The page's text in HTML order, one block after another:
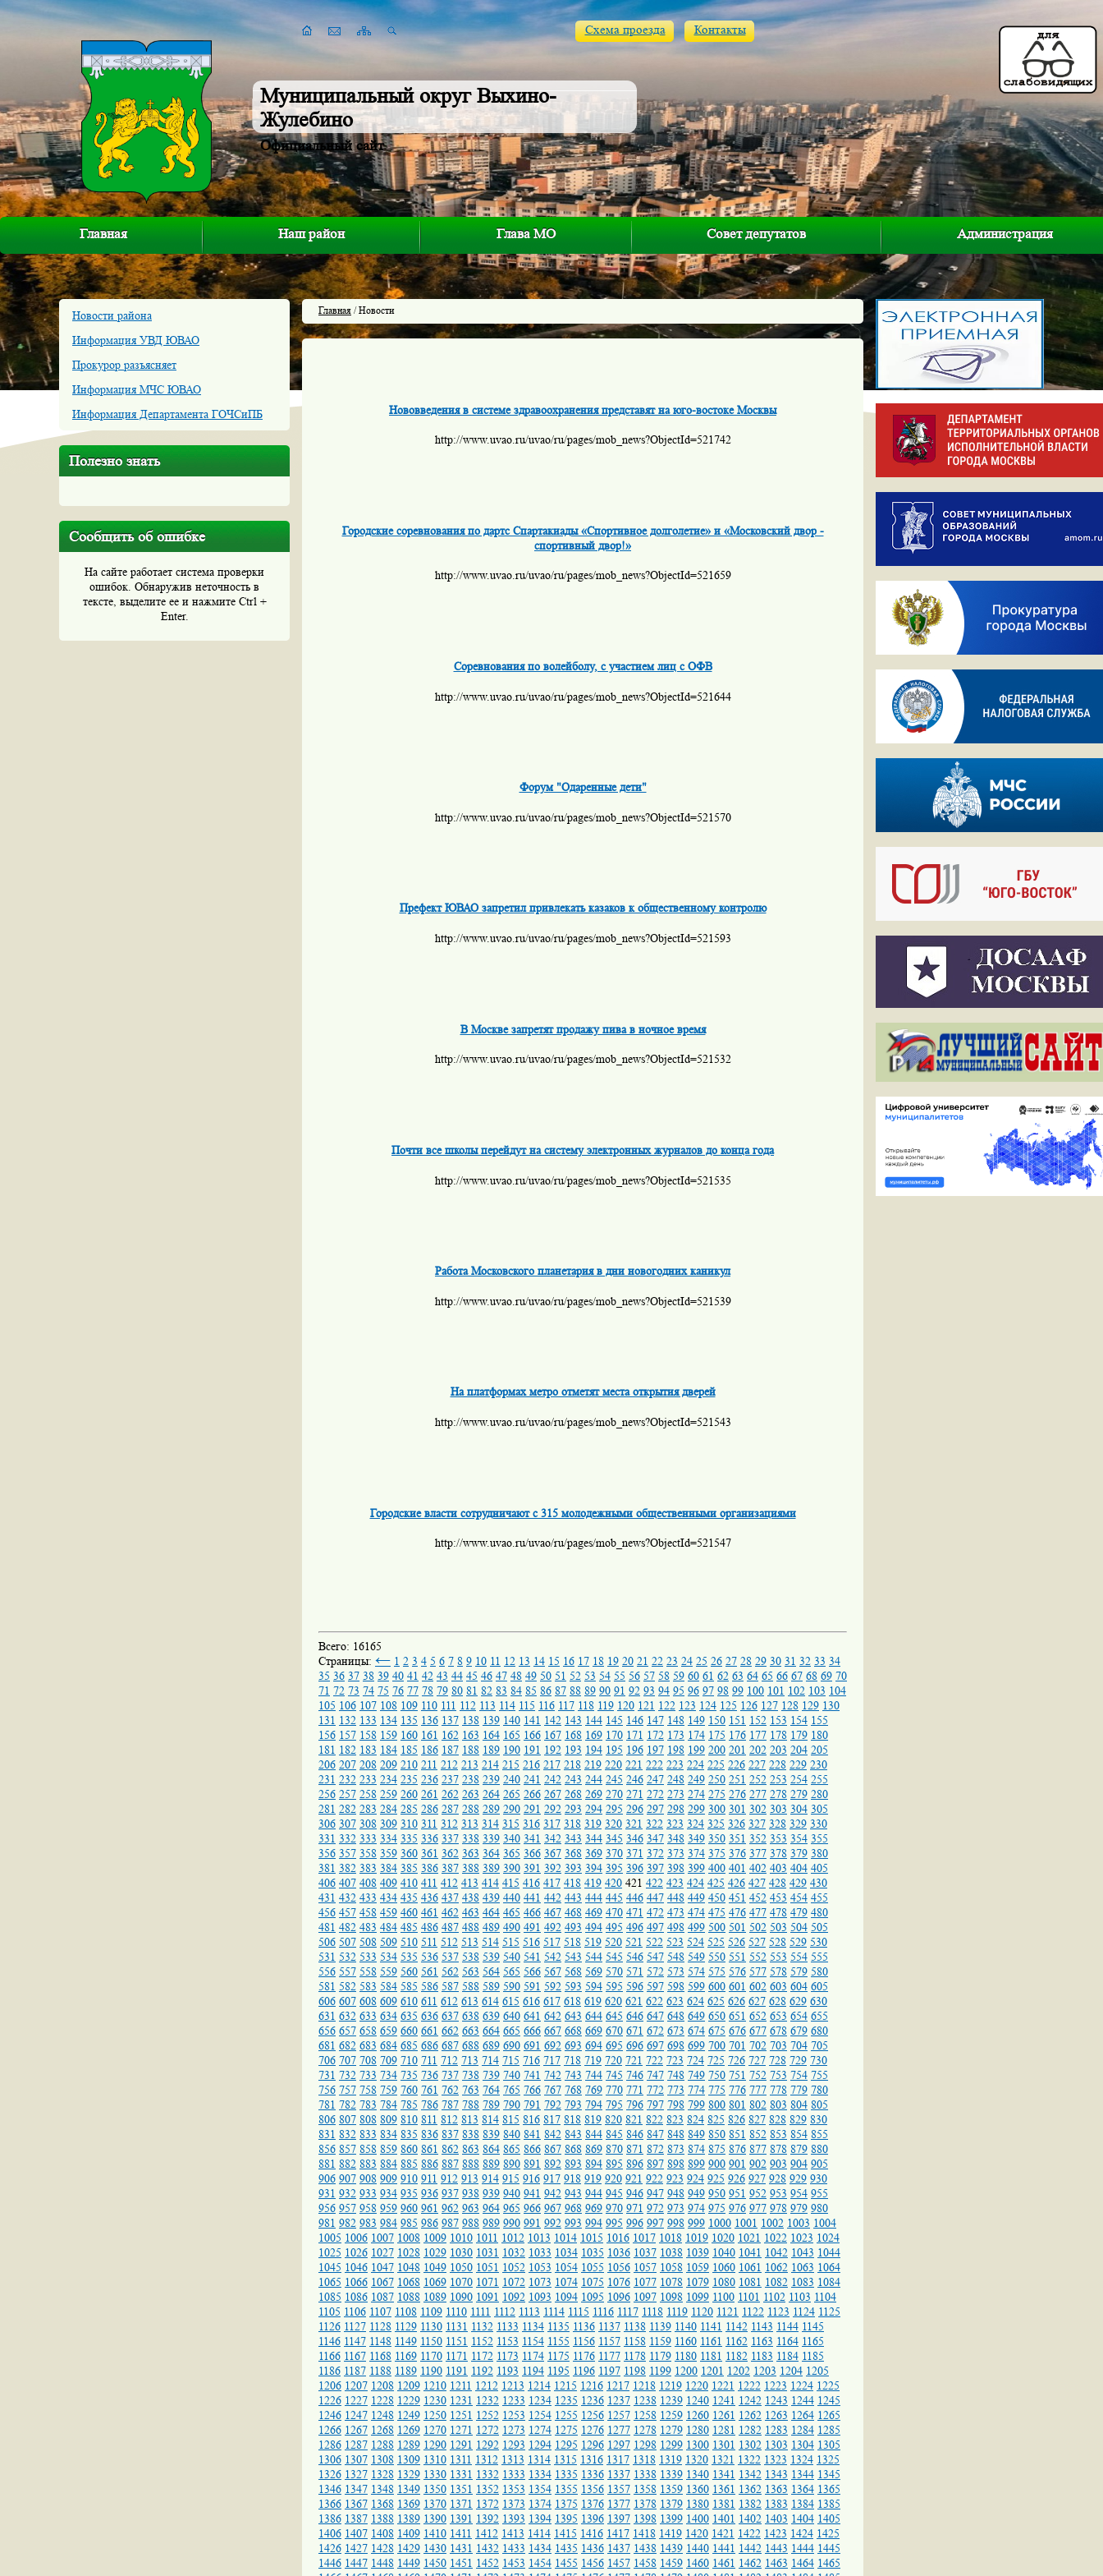
Муниципальный округ Выхино-
Жулебино
Официальный сайт
Схема проезда Контакты
Главная Наш район Глава МО Совет депутатов Администрация
Новости района
Информация УВД ЮВАО
Прокурор разъясняет
Информация МЧС ЮВАО
Информация Департамента ГОЧСиПБ
Полезно знать
Сообщить об ошибке
На сайте работает система проверки
ошибок. Обнаружив неточность в
тексте, выделите ее и нажмите Ctrl +
Enter.
Главная / Новости
Нововведения в системе здравоохранения представят на юго-востоке Москвы
http://www.uvao.ru/uvao/ru/pages/mob_news?ObjectId=521742
Городские соревнования по дартс Спартакиады «Спортивное долголетие» и «Московский двор -
спортивный двор!»
http://www.uvao.ru/uvao/ru/pages/mob_news?ObjectId=521659
Соревнования по волейболу, с участием лиц с ОФВ
http://www.uvao.ru/uvao/ru/pages/mob_news?ObjectId=521644
Форум "Одаренные дети"
http://www.uvao.ru/uvao/ru/pages/mob_news?ObjectId=521570
Префект ЮВАО запретил привлекать казаков к общественному контролю
http://www.uvao.ru/uvao/ru/pages/mob_news?ObjectId=521593
В Москве запретят продажу пива в ночное время
http://www.uvao.ru/uvao/ru/pages/mob_news?ObjectId=521532
Почти все школы перейдут на систему электронных журналов до конца года
http://www.uvao.ru/uvao/ru/pages/mob_news?ObjectId=521535
Работа Московского планетария в дни новогодних каникул
http://www.uvao.ru/uvao/ru/pages/mob_news?ObjectId=521539
На платформах метро отметят места открытия дверей
http://www.uvao.ru/uvao/ru/pages/mob_news?ObjectId=521543
Городские власти сотрудничают с 315 молодежными общественными организациями
http://www.uvao.ru/uvao/ru/pages/mob_news?ObjectId=521547
Всего: 16165
Страницы: ← 1 2 3 4 5 6 7 8 9 10 11 12 13 14 15 16 17 18 19 20 21 22 23 24 25 26 27 28 29 30 31 32 33 34
35 36 37 38 39 40 41 42 43 44 45 46 47 48 49 50 51 52 53 54 55 56 57 58 59 60 61 62 63 64 65 66 67 68 69 70
71 72 73 74 75 76 77 78 79 80 81 82 83 84 85 86 87 88 89 90 91 92 93 94 95 96 97 98 99 100 101 102 103 104
105 106 107 108 109 110 111 112 113 114 115 116 117 118 119 120 121 122 123 124 125 126 127 128 129 130
131 132 133 134 135 136 137 138 139 140 141 142 143 144 145 146 147 148 149 150 151 152 153 154 155
156 157 158 159 160 161 162 163 164 165 166 167 168 169 170 171 172 173 174 175 176 177 178 179 180
181 182 183 184 185 186 187 188 189 190 191 192 193 194 195 196 197 198 199 200 201 202 203 204 205
206 207 208 209 210 211 212 213 214 215 216 217 218 219 220 221 222 223 224 225 226 227 228 229 230
231 232 233 234 235 236 237 238 239 240 241 242 243 244 245 246 247 248 249 250 251 252 253 254 255
256 257 258 259 260 261 262 263 264 265 266 267 268 269 270 271 272 273 274 275 276 277 278 279 280
281 282 283 284 285 286 287 288 289 290 291 292 293 294 295 296 297 298 299 300 301 302 303 304 305
306 307 308 309 310 311 312 313 314 315 316 317 318 319 320 321 322 323 324 325 326 327 328 329 330
331 332 333 334 335 336 337 338 339 340 341 342 343 344 345 346 347 348 349 350 351 352 353 354 355
356 357 358 359 360 361 362 363 364 365 366 367 368 369 370 371 372 373 374 375 376 377 378 379 380
381 382 383 384 385 386 387 388 389 390 391 392 393 394 395 396 397 398 399 400 401 402 403 404 405
406 407 408 409 410 411 412 413 414 415 416 417 418 419 420 421 422 423 424 425 426 427 428 429 430
431 432 433 434 435 436 437 438 439 440 441 442 443 444 445 446 447 448 449 450 451 452 453 454 455
456 457 458 459 460 461 462 463 464 465 466 467 468 469 470 471 472 473 474 475 476 477 478 479 480
481 482 483 484 485 486 487 488 489 490 491 492 493 494 495 496 497 498 499 500 501 502 503 504 505
506 507 508 509 510 511 512 513 514 515 516 517 518 519 520 521 522 523 524 525 526 527 528 529 530
531 532 533 534 535 536 537 538 539 540 541 542 543 544 545 546 547 548 549 550 551 552 553 554 555
556 557 558 559 560 561 562 563 564 565 566 567 568 569 570 571 572 573 574 575 576 577 578 579 580
581 582 583 584 585 586 587 588 589 590 591 592 593 594 595 596 597 598 599 600 601 602 603 604 605
606 607 608 609 610 611 612 613 614 615 616 617 618 619 620 621 622 623 624 625 626 627 628 629 630
631 632 633 634 635 636 637 638 639 640 641 642 643 644 645 646 647 648 649 650 651 652 653 654 655
656 657 658 659 660 661 662 663 664 665 666 667 668 669 670 671 672 673 674 675 676 677 678 679 680
681 682 683 684 685 686 687 688 689 690 691 692 693 694 695 696 697 698 699 700 701 702 703 704 705
706 707 708 709 710 711 712 713 714 715 716 717 718 719 720 721 722 723 724 725 726 727 728 729 730
731 732 733 734 735 736 737 738 739 740 741 742 743 744 745 746 747 748 749 750 751 752 753 754 755
756 757 758 759 760 761 762 763 764 765 766 767 768 769 770 771 772 773 774 775 776 777 778 779 780
781 782 783 784 785 786 787 788 789 790 791 792 793 794 795 796 797 798 799 800 801 802 803 804 805
806 807 808 809 810 811 812 813 814 815 816 817 818 819 820 821 822 823 824 825 826 827 828 829 830
831 832 833 834 835 836 837 838 839 840 841 842 843 844 845 846 847 848 849 850 851 852 853 854 855
856 857 858 859 860 861 862 863 864 865 866 867 868 869 870 871 872 873 874 875 876 877 878 879 880
881 882 883 884 885 886 887 888 889 890 891 892 893 894 895 896 897 898 899 900 901 902 903 904 905
906 907 908 909 910 911 912 913 914 915 916 917 918 919 920 921 922 923 924 925 926 927 928 929 930
931 932 933 934 935 936 937 938 939 940 941 942 943 944 945 946 947 948 949 950 951 952 953 954 955
956 957 958 959 960 961 962 963 964 965 966 967 968 969 970 971 972 973 974 975 976 977 978 979 980
981 982 983 984 985 986 987 988 989 990 991 992 993 994 995 996 997 998 999 1000 1001 1002 1003 1004
1005 1006 1007 1008 1009 1010 1011 1012 1013 1014 1015 1016 1017 1018 1019 1020 1021 1022 1023 1024
1025 1026 1027 1028 1029 1030 1031 1032 1033 1034 1035 1036 1037 1038 1039 1040 1041 1042 1043 1044
1045 1046 1047 1048 1049 1050 1051 1052 1053 1054 1055 1056 1057 1058 1059 1060 1061 1062 1063 1064
1065 1066 1067 1068 1069 1070 1071 1072 1073 1074 1075 1076 1077 1078 1079 1080 1081 1082 1083 1084
1085 1086 1087 1088 1089 1090 1091 1092 1093 1094 1095 1096 1097 1098 1099 1100 1101 1102 1103 1104
1105 1106 1107 1108 1109 1110 1111 1112 1113 1114 1115 1116 1117 1118 1119 1120 1121 1122 1123 1124 1125
1126 1127 1128 1129 1130 1131 1132 1133 1134 1135 1136 1137 1138 1139 1140 1141 1142 1143 1144 1145
1146 1147 1148 1149 1150 1151 1152 1153 1154 1155 1156 1157 1158 1159 1160 1161 1162 1163 1164 1165
1166 1167 1168 1169 1170 1171 1172 1173 1174 1175 1176 1177 1178 1179 1180 1181 1182 1183 1184 1185
1186 1187 1188 1189 1190 1191 1192 1193 1194 1195 1196 1197 1198 1199 1200 1201 1202 1203 1204 1205
1206 1207 1208 1209 1210 1211 1212 1213 1214 1215 1216 1217 1218 1219 1220 1221 1222 1223 1224 1225
1226 1227 1228 1229 1230 1231 1232 1233 1234 1235 1236 1237 1238 1239 1240 1241 1242 1243 1244 1245
1246 1247 1248 1249 1250 1251 1252 1253 1254 1255 1256 1257 1258 1259 1260 1261 1262 1263 1264 1265
1266 1267 1268 1269 1270 1271 1272 1273 1274 1275 1276 1277 1278 1279 1280 1281 1282 1283 1284 1285
1286 1287 1288 1289 1290 1291 1292 1293 1294 1295 1296 1297 1298 1299 1300 1301 1302 1303 1304 1305
1306 1307 1308 1309 1310 1311 1312 1313 1314 1315 1316 1317 1318 1319 1320 1321 1322 1323 1324 1325
1326 1327 1328 1329 1330 1331 1332 1333 1334 1335 1336 1337 1338 1339 1340 1341 1342 1343 1344 1345
1346 1347 1348 1349 1350 1351 1352 1353 1354 1355 1356 1357 1358 1359 1360 1361 1362 1363 1364 1365
1366 1367 1368 1369 1370 1371 1372 1373 1374 1375 1376 1377 1378 1379 1380 1381 1382 1383 1384 1385
1386 1387 1388 1389 1390 1391 1392 1393 1394 1395 1396 1397 1398 1399 1400 1401 1402 1403 1404 1405
1406 1407 1408 1409 1410 1411 1412 1413 1414 1415 1416 1417 1418 1419 1420 1421 1422 1423 1424 1425
1426 1427 1428 1429 1430 1431 1432 1433 1434 1435 1436 1437 1438 1439 1440 1441 1442 1443 1444 1445
1446 1447 1448 1449 1450 1451 1452 1453 1454 1455 1456 1457 1458 1459 1460 1461 1462 1463 1464 1465